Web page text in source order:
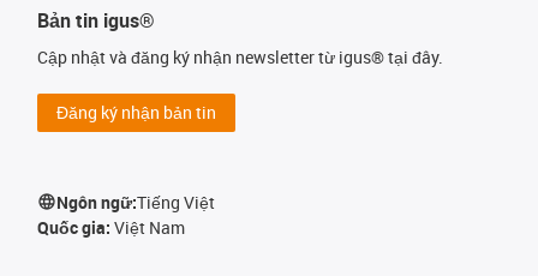
Bản tin igus®
Cập nhật và đăng ký nhận newsletter từ igus® tại đây.
Đăng ký nhận bản tin
Ngôn ngữ:Tiếng Việt
Quốc gia: Việt Nam